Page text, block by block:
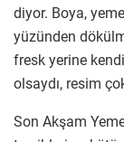
diyor. Boya,
yüzünden
fresk yerine
olsaydı, resim
Son Akşam